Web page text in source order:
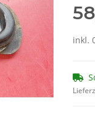
inkl.